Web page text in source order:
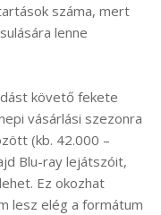
száma, mert
lenne
követő fekete
vásárlási szezonra
(kb. 42.000 –
Blu-ray lejátszóit,
Ez okozhat
lesz elég a formátum